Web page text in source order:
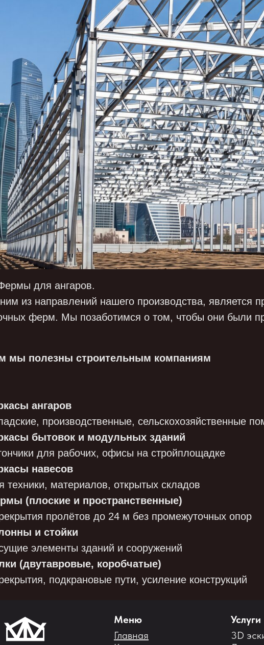
для ангаров.
из направлений нашего производства, является
ферм. Мы позаботимся о том, чтобы они были
мы полезны строительным компаниям
ангаров
производственные, сельскохозяйственные
бытовок и модульных зданий
для рабочих, офисы на стройплощадке
навесов
техники, материалов, открытых складов
(плоские и пространственные)
пролётов до 24 м без промежуточных опор
и стойки
элементы зданий и сооружений
(двутавровые, коробчатые)
подкрановые пути, усиление конструкций
Главная
3D
Меню Услуги